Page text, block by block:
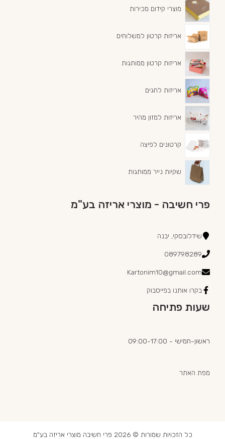
מוצרי קידום מכירות
אריזות קרטון למשלוחים
אריזות קרטון ממותגות
אריזות לחגים
אריזות למזון מהיר
קרטונים לפיצה
שקיות נייר ממותגות
פרי חשיבה - מוצרי אריזה בע"מ
שידלובסקי, יבנה
089798289
Kartonim10@gmail.com
בקרו אותנו בפייסבוק
שעות פתיחה
ראשון-חמישי - 09:00-17:00
מפת האתר
כל הזכויות שמורות © 2026 פרי חשיבה מוצרי אריזה בע"מ